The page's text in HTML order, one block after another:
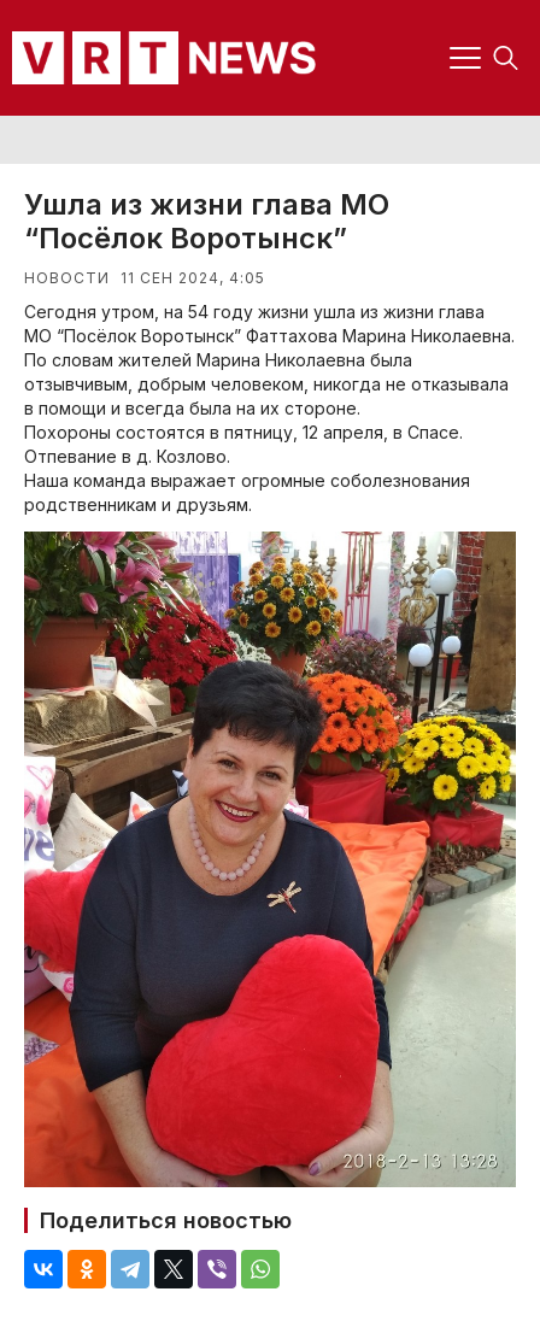
Ушла из жизни глава МО
“Посёлок Воротынск”
НОВОСТИ 11 СЕН 2024, 4:05
Сегодня утром, на 54 году жизни ушла из жизни глава
МО “Посёлок Воротынск” Фаттахова Марина Николаевна.
По словам жителей Марина Николаевна была
отзывчивым, добрым человеком, никогда не отказывала
в помощи и всегда была на их стороне.
Похороны состоятся в пятницу, 12 апреля, в Спасе.
Отпевание в д. Козлово.
Наша команда выражает огромные соболезнования
родственникам и друзьям.
Поделиться новостью